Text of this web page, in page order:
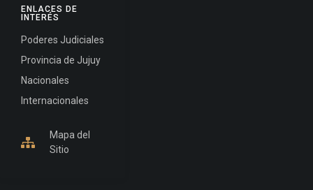
ENLACES DE
INTERÉS
Poderes Judiciales
Provincia de Jujuy
Nacionales
Internacionales
Mapa del
Sitio